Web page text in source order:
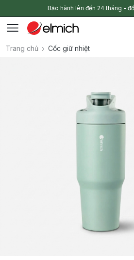
Bảo hành lên đến 24 tháng -
Trang chủ Cốc giữ nhiệt